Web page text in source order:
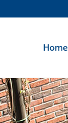
Home